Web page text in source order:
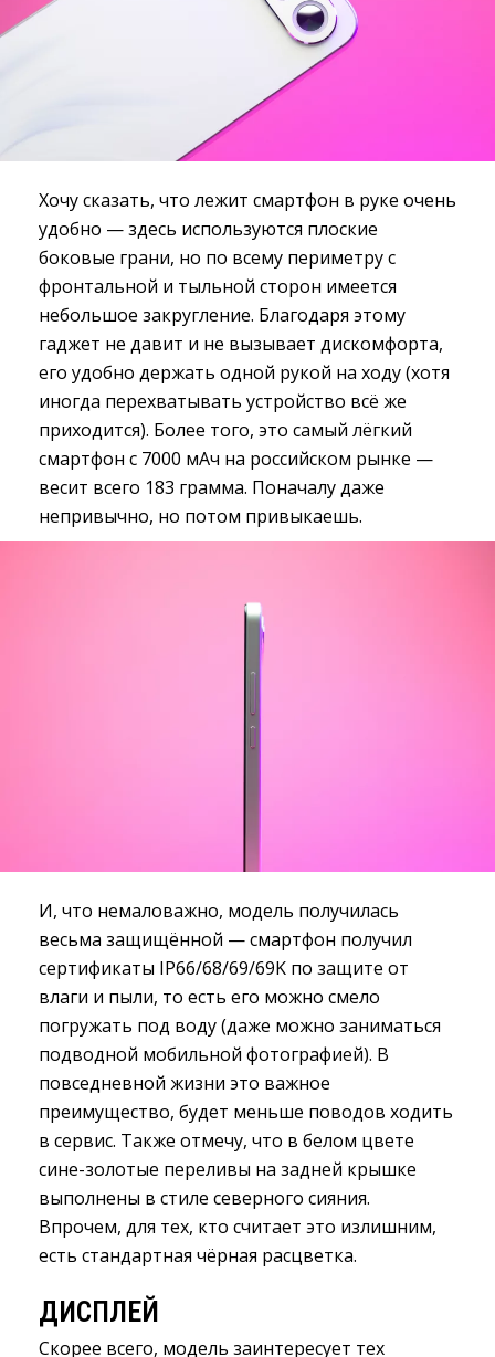
Хочу сказать, что лежит смартфон в руке очень
удобно — здесь используются плоские
боковые грани, но по всему периметру с
фронтальной и тыльной сторон имеется
небольшое закругление. Благодаря этому
гаджет не давит и не вызывает дискомфорта,
его удобно держать одной рукой на ходу (хотя
иногда перехватывать устройство всё же
приходится). Более того, это самый лёгкий
смартфон с 7000 мАч на российском рынке —
весит всего 183 грамма. Поначалу даже
непривычно, но потом привыкаешь.
И, что немаловажно, модель получилась
весьма защищённой — смартфон получил
сертификаты IP66/68/69/69K по защите от
влаги и пыли, то есть его можно смело
погружать под воду (даже можно заниматься
подводной мобильной фотографией). В
повседневной жизни это важное
преимущество, будет меньше поводов ходить
в сервис. Также отмечу, что в белом цвете
сине-золотые переливы на задней крышке
выполнены в стиле северного сияния.
Впрочем, для тех, кто считает это излишним,
есть стандартная чёрная расцветка.
ДИСПЛЕЙ
Скорее всего, модель заинтересует тех